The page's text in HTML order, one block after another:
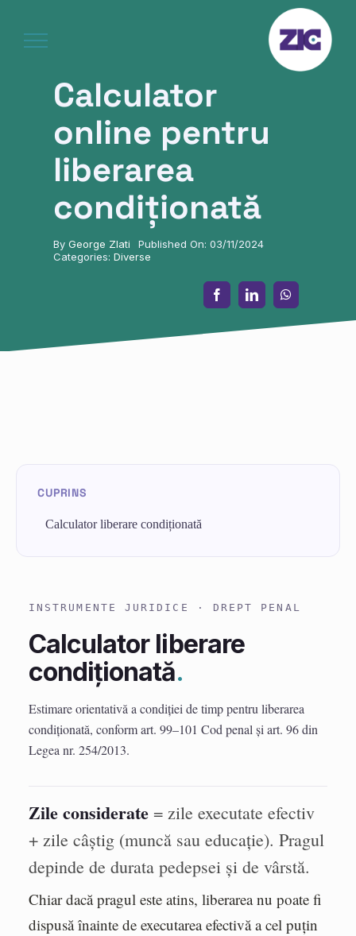
content
Calculator
online pentru
liberarea
condiționată
ByGeorge Zlati
Published On: 03/11/2024
Categories:Diverse
Calculator liberare condiționată
INSTRUMENTE JURIDICE · DREPT PENAL
Calculator liberare
condiționată.
Estimare orientativă a condiției de timp pentru liberarea
condiționată, conform art. 99–101 Cod penal și art. 96 din
Legea nr. 254/2013.
Zile considerate = zile executate efectiv
+ zile câștig (muncă sau educație). Pragul
depinde de durata pedepsei și de vârstă.
Chiar dacă pragul este atins, liberarea nu poate fi
dispusă înainte de executarea efectivă a cel puțin